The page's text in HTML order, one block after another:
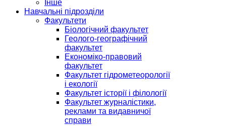
Інше
Навчальні підрозділи
Факультети
Біологічний факультет
Геолого-географічний
факультет
Економіко-правовий
факультет
Факультет гідрометеорології
і екології
Факультет історії і філології
Факультет журналістики,
реклами та видавничої
справи